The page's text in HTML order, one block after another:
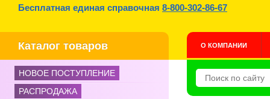
Бесплатная единая справочная 8-800-302-86-67
Каталог товаров О КОМПАНИИ
НОВОЕ ПОСТУПЛЕНИЕ
РАСПРОДАЖА